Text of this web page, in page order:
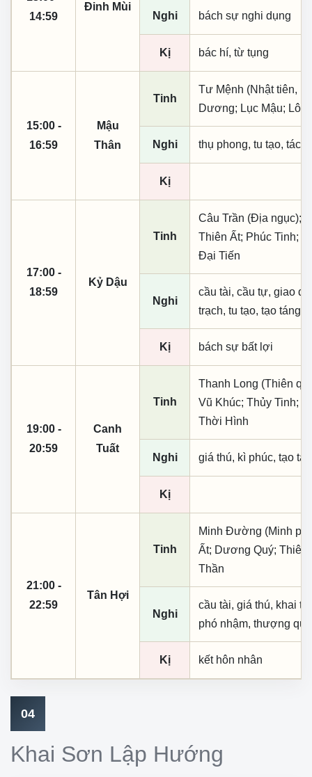
14:59
Đinh Mùi
Nghi bách sự nghi dụng
Kị bác hí, từ tụng
15:00 -
16:59
Mậu
Thân
Tinh
Tư Mệnh (Nhật tiên,
Dương; Lục Mậu; Lôi
Nghi thụ phong, tu tạo, tác
Kị
17:00 -
18:59
Kỷ Dậu
Tinh
Câu Trần (Địa ngục);
Thiên Ất; Phúc Tinh;
Đại Tiến
Nghi
cầu tài, cầu tự, giao
trạch, tu tạo, tạo táng,
Kị bách sự bất lợi
19:00 -
20:59
Canh
Tuất
Tinh
Thanh Long (Thiên
Vũ Khúc; Thủy Tinh;
Thời Hình
Nghi giá thú, kì phúc, tạo
Kị
21:00 -
22:59
Tân Hợi
Tinh
Minh Đường (Minh
Ất; Dương Quý; Thiên
Thần
Nghi
cầu tài, giá thú, khai
phó nhậm, thượng
Kị kết hôn nhân
04
Khai Sơn Lập Hướng